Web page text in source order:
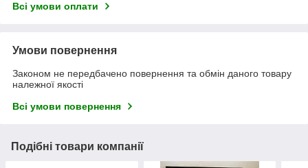
Всі умови оплати
Умови повернення
Законом не передбачено повернення та обмін даного товару
належної якості
Всі умови повернення
Подібні товари компанії